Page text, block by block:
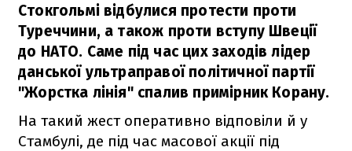
Стокгольмі відбулися протести проти
Туреччини, а також проти вступу Швеції
до НАТО. Саме під час цих заходів лідер
данської ультраправої політичної партії
"Жорстка лінія" спалив примірник Корану.
На такий жест оперативно відповіли й у
Стамбулі, де під час масової акції під